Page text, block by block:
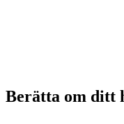
Berätta om ditt